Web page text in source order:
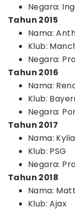
Negara:
Tahun 2015
Nama:
Klub:
Negara:
Tahun 2016
Nama:
Klub:
Negara:
Tahun 2017
Nama:
Klub: PSG
Negara:
Tahun 2018
Nama:
Klub: Ajax